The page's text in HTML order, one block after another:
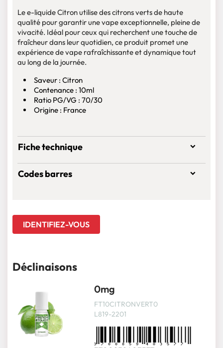
Le e-liquide Citron utilise des citrons verts de haute
qualité pour garantir une vape exceptionnelle, pleine de
vivacité. Idéal pour ceux qui recherchent une touche de
fraîcheur dans leur quotidien, ce produit promet une
expérience de vape rafraîchissante et dynamique tout
au long de la journée.
Saveur : Citron
Contenance : 10ml
Ratio PG/VG : 70/30
Origine : France
Fiche technique
Codes barres
IDENTIFIEZ-VOUS
Déclinaisons
0mg
FT10CITRONVERT0
L819-2201